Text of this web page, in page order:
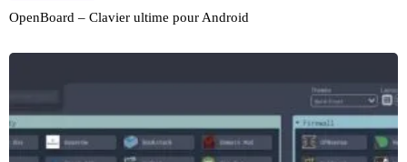
OpenBoard – Clavier ultime pour Android